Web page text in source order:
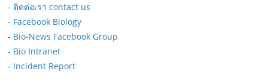
- ติดต่อเรา contact us
- Facebook Biology
- Bio-News Facebook Group
- Bio Intranet
- Incident Report